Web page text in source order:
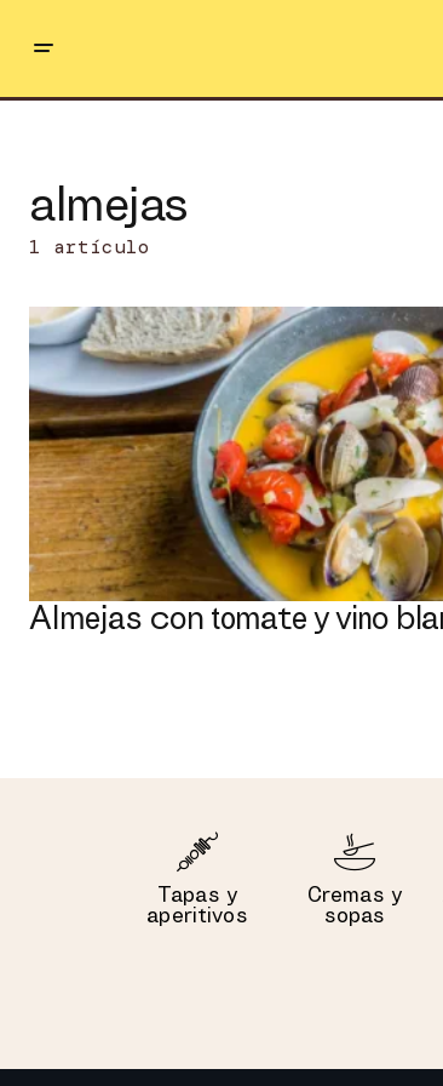
almejas
1 artículo
Almejas con tomate y vino
Tapas y
aperitivos
Cremas y
sopas